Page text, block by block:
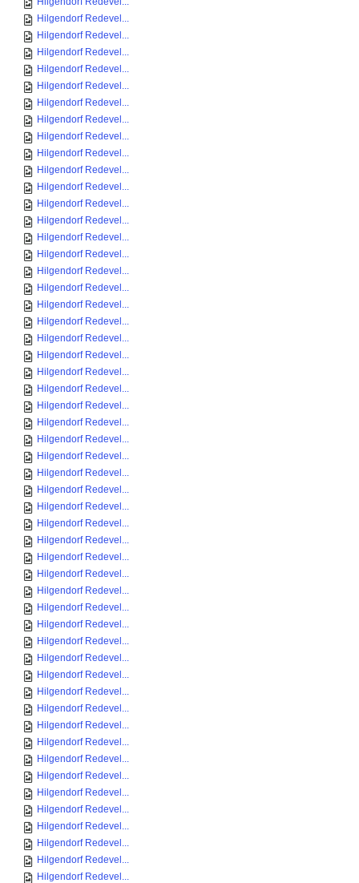
Hilgendorf Redevel...
Hilgendorf Redevel...
Hilgendorf Redevel...
Hilgendorf Redevel...
Hilgendorf Redevel...
Hilgendorf Redevel...
Hilgendorf Redevel...
Hilgendorf Redevel...
Hilgendorf Redevel...
Hilgendorf Redevel...
Hilgendorf Redevel...
Hilgendorf Redevel...
Hilgendorf Redevel...
Hilgendorf Redevel...
Hilgendorf Redevel...
Hilgendorf Redevel...
Hilgendorf Redevel...
Hilgendorf Redevel...
Hilgendorf Redevel...
Hilgendorf Redevel...
Hilgendorf Redevel...
Hilgendorf Redevel...
Hilgendorf Redevel...
Hilgendorf Redevel...
Hilgendorf Redevel...
Hilgendorf Redevel...
Hilgendorf Redevel...
Hilgendorf Redevel...
Hilgendorf Redevel...
Hilgendorf Redevel...
Hilgendorf Redevel...
Hilgendorf Redevel...
Hilgendorf Redevel...
Hilgendorf Redevel...
Hilgendorf Redevel...
Hilgendorf Redevel...
Hilgendorf Redevel...
Hilgendorf Redevel...
Hilgendorf Redevel...
Hilgendorf Redevel...
Hilgendorf Redevel...
Hilgendorf Redevel...
Hilgendorf Redevel...
Hilgendorf Redevel...
Hilgendorf Redevel...
Hilgendorf Redevel...
Hilgendorf Redevel...
Hilgendorf Redevel...
Hilgendorf Redevel...
Hilgendorf Redevel...
Hilgendorf Redevel...
Hilgendorf Redevel...